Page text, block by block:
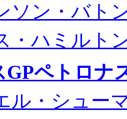
ソン・バト
・ハミルト
GPペトロナ
ル・シュー